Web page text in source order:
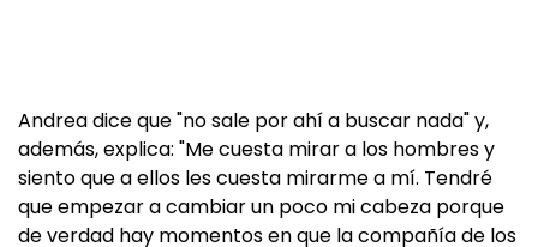
Andrea dice que "no sale por ahí a buscar nada" y,
además, explica: "Me cuesta mirar a los hombres y
siento que a ellos les cuesta mirarme a mí. Tendré
que empezar a cambiar un poco mi cabeza porque
de verdad hay momentos en que la compañía de los